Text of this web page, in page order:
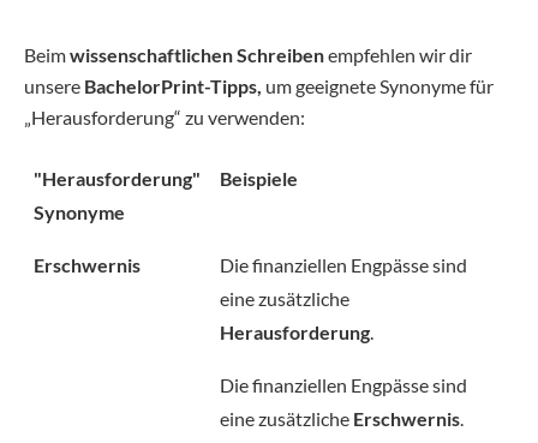
Beimwissenschaftlichen Schreibenempfehlen wir dir
unsere BachelorPrint-Tipps, um geeignete Synonyme für
„Herausforderung“ zu verwenden:
"Herausforderung"
Synonyme
Beispiele
Erschwernis
Die finanziellen Engpässe sind
eine zusätzliche
Herausforderung.
Die finanziellen Engpässe sind
eine zusätzliche Erschwernis.